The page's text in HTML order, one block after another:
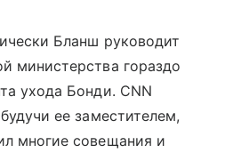
Бланш руководит
министерства гораздо
ухода Бонди. CNN
ее заместителем,
многие совещания и